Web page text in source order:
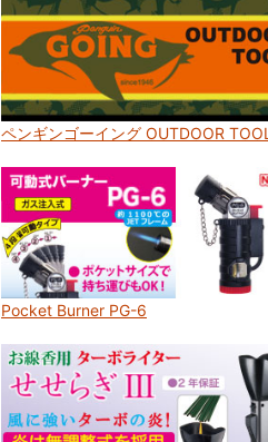
ペンギンゴーイング OUTDOOR TOOL
Pocket Burner PG-6